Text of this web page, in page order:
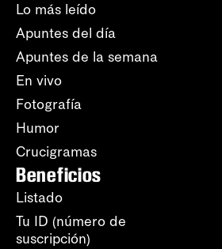
Lo más leído
Apuntes del día
Apuntes de la semana
En vivo
Fotografía
Humor
Crucigramas
Beneficios
Listado
Tu ID (número de
suscripción)